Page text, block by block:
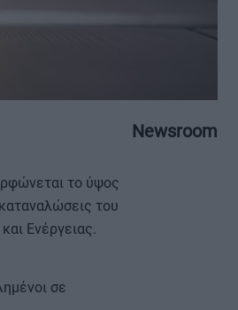
Newsroom
το ύψος
του
Ενέργειας.
σε